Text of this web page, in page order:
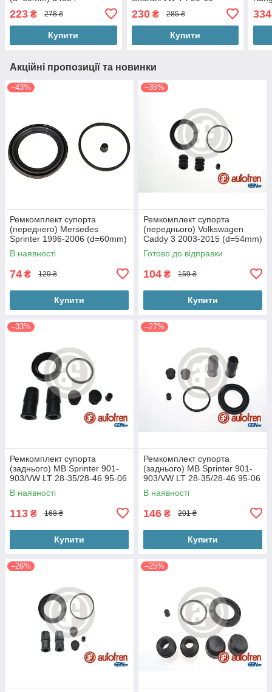
223 ₴ 278 ₴
Купити
230₴ 285 ₴
Купити
334
Акційні пропозиції та новинки
–43%
Ремкомплект супорта
(переднего) Mersedes
Sprinter 1996-2006 (d=60mm)
Мерседес Спринтер
В наявності
74 ₴ 129 ₴
Купити
–35%
Ремкомплект супорта
(переднього) Volkswagen
Caddy 3 2003-2015 (d=54mm)
Фольксваген Кадді Lucas
D4073
Готово до відправки
104 ₴ 159 ₴
Купити
–33%
Ремкомплект супорта
(заднього) MB Sprinter 901-
903/VW LT 28-35/28-46 95-06
(d=45mm) (Ate) d4381
В наявності
113 ₴ 168 ₴
Купити
–27%
Ремкомплект супорта
(заднього) MB Sprinter 901-
903/VW LT 28-35/28-46 95-06
(d=45mm) (Ate) d4525
В наявності
146 ₴ 201 ₴
Купити
–26% –25%